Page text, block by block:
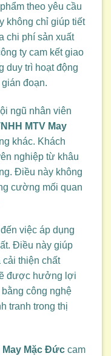
theo yêu cầu
không chỉ giúp tiết
chi phí sản xuất
ty cam kết giao
duy trì hoạt động
đoạn.
ngũ nhân viên
MTV May
khác. Khách
nghiệp từ khâu
Điều này không
cường mối quan
việc áp dụng
Điều này giúp
cải thiện chất
được hưởng lợi
công nghệ
tranh trong thị
May Mặc Đức cam